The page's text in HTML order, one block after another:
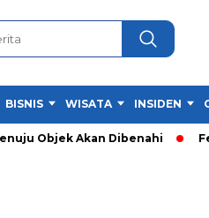
BISNIS WISATA INSIDEN
Akan Dibenahi Festival